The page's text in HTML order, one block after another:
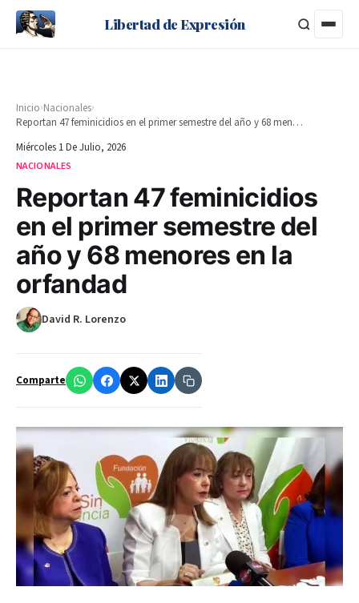
Libertad de Expresión
Inicio›Nacionales›
Reportan 47 feminicidios en el primer semestre del año y 68 menores en la orfandad
Miércoles 1 De Julio, 2026
NACIONALES
Reportan 47 feminicidios
en el primer semestre del
año y 68 menores en la
orfandad
David R. Lorenzo
Comparte